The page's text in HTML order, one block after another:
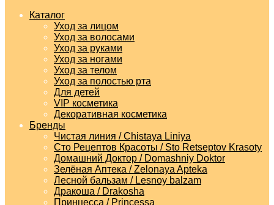
Каталог
Уход за лицом
Уход за волосами
Уход за руками
Уход за ногами
Уход за телом
Уход за полостью рта
Для детей
VIP косметика
Декоративная косметика
Бренды
Чистая линия / Chistaya Liniya
Сто Рецептов Красоты / Sto Retseptov Krasoty
Домашний Доктор / Domashniy Doktor
Зелёная Аптека / Zelonaya Apteka
Лесной бальзам / Lesnoy balzam
Дракоша / Drakosha
Принцесса / Princessa